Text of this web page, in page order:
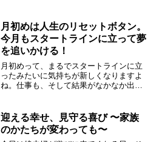
分からないまま」手を動かし、前に進ん
でいる状態だからです。そんな中で紹介
された、WPを結果として出した人の「こ
れを読んでみなはれ」という一言。そこ
には、表面的なテクニックではなく、見
落としがちな本質が詰まっている気がし
ました。これを読んでピンと来るかどう
かが分かれ道で、気づかないまま進め
ません。ただ、一つ一つが確かに“鍵”な
ら、焦らず腹落ちするまで読み、試す価
値はあるはずです。日にちは迫り、やる
ことも山積みですが、整理しながら、一
月初めは人生のリセットボタン。
今月もスタートラインに立って夢
を追いかける！
月初めって、まるでスタートラインに立
ったみたいに気持ちが新しくなりますよ
ね。仕事も、そして結果がなかなか出て
ト。思うように数字が伸びないと不安に
もなるけれど、「これから一気に伸びる
か？…行く？……行かへんのかーい！」
迎える幸せ、見守る喜び 〜家族
のかたちが変わっても〜